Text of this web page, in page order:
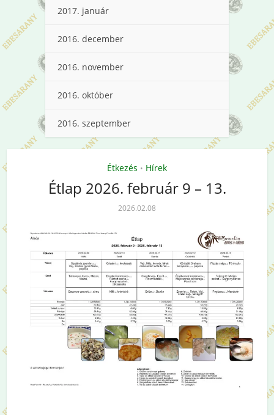
2017. január
2016. december
2016. november
2016. október
2016. szeptember
Étkezés • Hírek
Étlap 2026. február 9 – 13.
2026.02.08